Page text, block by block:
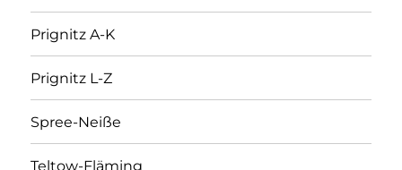
Prignitz A-K
Prignitz L-Z
Spree-Neiße
Teltow-Fläming